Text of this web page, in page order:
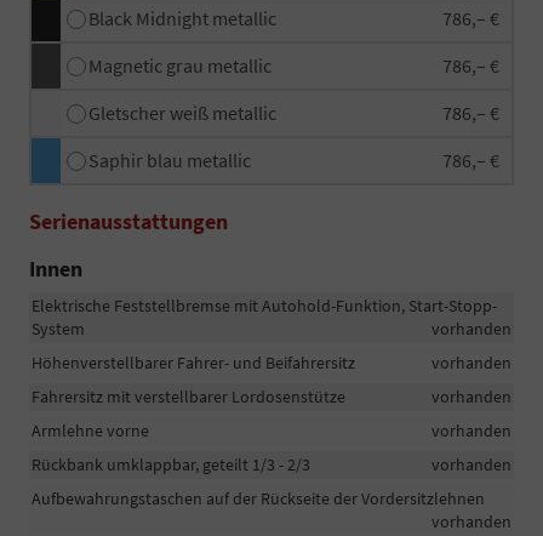
Black Midnight metallic
786,– €
Magnetic grau metallic
786,– €
Gletscher weiß metallic
786,– €
Saphir blau metallic
786,– €
Serienausstattungen
Innen
Elektrische Feststellbremse mit Autohold-Funktion, Start-Stopp-
System
vorhanden
Höhenverstellbarer Fahrer- und Beifahrersitz
vorhanden
Fahrersitz mit verstellbarer Lordosenstütze
vorhanden
Armlehne vorne
vorhanden
Rückbank umklappbar, geteilt 1/3 - 2/3
vorhanden
Aufbewahrungstaschen auf der Rückseite der Vordersitzlehnen
vorhanden